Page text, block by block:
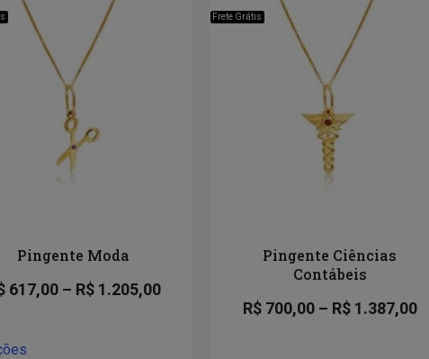
Pingente Moda
617,00– R$1.205,00
Frete Grátis
Pingente Ciências
Contábeis
R$700,00– R$1.387,00